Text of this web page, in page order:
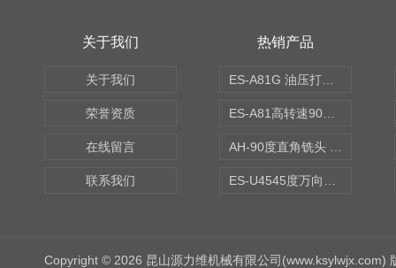
关于我们
关于我们
荣誉资质
在线留言
联系我们
热销产品
Copyright © 2026 昆山源力维机械有限公司(www.ksylwjx.com)